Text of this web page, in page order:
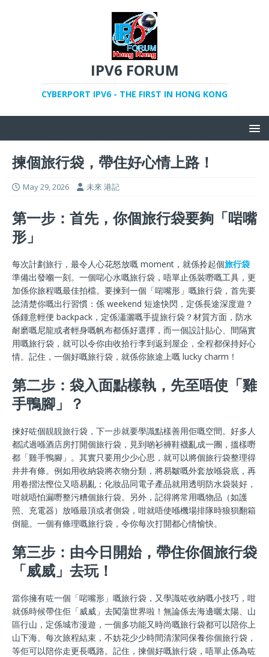
IPV6 FORUM
CYBERPORT IPV6 - THE FIRST IN HONG KONG
揀個旅行袋，帶住好心情上路！
May 29, 2026 未來 港記
第一步：首先，你個旅行袋要夠「啱嘴
形」
每次計劃旅行，最令人心花怒放嘅 moment，就係拎起個旅行袋
準備出發嗰一刻。一個啱心水嘅旅行袋，唔單止係裝嘢嘅工具，更
加係你旅程嘅最佳拍檔。要揀到一個「啱嘴形」嘅旅行袋，首先要
諗清楚你嘅出行習慣：係 weekend 短途快閃，定係長途深度遊？
係鍾意輕便 backpack，定係瀟灑嘅手提旅行袋？材質方面，防水
耐磨嘅尼龍或者輕身嘅帆布都係好選擇，而一個設計貼心、間隔實
用嘅旅行袋，就可以令你由收拾行李到返到屋企，全程都保持好心
情。記住，一個好嘅旅行袋，就係你旅途上嘅 lucky charm！
第二步：袋入面點樣執，先至唔使「雞
手鴨腳」？
揀好咗個靚靚旅行袋，下一步就要學識點樣善用佢嘅空間。好多人
都試過喺酒店房打開個旅行袋，見到啲衫褲鞋襪亂成一團，搵樣嘢
都「雞手鴨腳」。其實只要用少少心思，就可以將個旅行袋整理得
井井有條。例如用收納袋將衣物分類，將易皺嘅外套放喺袋底，再
用卷摺法慳位又唔易亂；化妝品同電子產品就用透明防水袋裝好，
咁就唔怕漏嘢整污糟個旅行袋。另外，記得將常用嘅物品（如護
照、充電器）放喺最頂或者側袋，咁就唔使喺機場排隊時狼狽翻箱
倒籠。一個有條理嘅旅行袋，令你每次打開都心情愉快。
第三步：由今日開始，帶住你個旅行袋
「威威」去玩！
當你擁有咗一個「啱嘴形」嘅旅行袋，又學識咗收納嘅小技巧，咁
就係時候帶住佢「威威」去闖蕩世界啦！無論係去海邊曬太陽、山
區行山，定係城市漫遊，一個多功能又時尚嘅旅行袋都可以陪你上
山下海。每次旅程結束，不妨花少少時間清潔同保養你個旅行袋，
等佢可以陪你走更長嘅路。記住，揀個好嘅旅行袋，唔單止係為咗